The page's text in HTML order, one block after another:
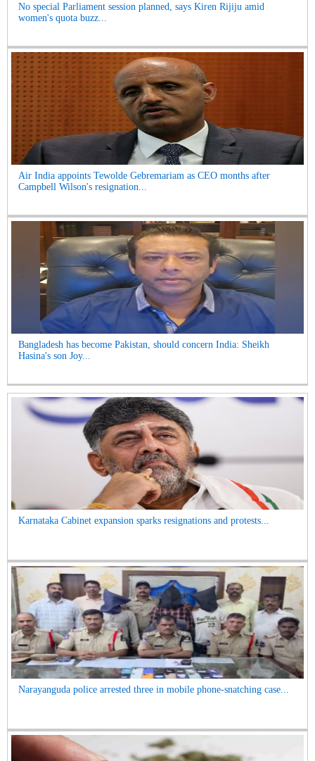
No special Parliament session planned, says Kiren Rijiju amid
women's quota buzz...
Air India appoints Tewolde Gebremariam as CEO months after
Campbell Wilson's resignation...
Bangladesh has become Pakistan, should concern India: Sheikh
Hasina's son Joy...
Karnataka Cabinet expansion sparks resignations and protests...
Narayanguda police arrested three in mobile phone-snatching case...